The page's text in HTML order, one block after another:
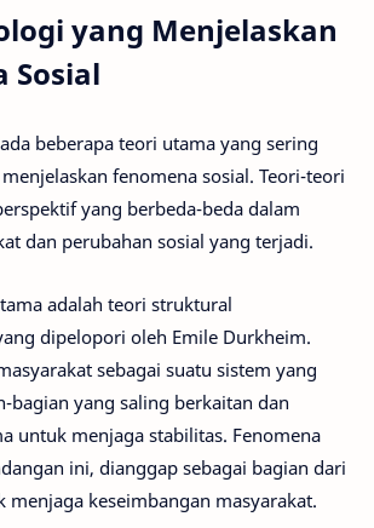
yang Menjelaskan
Sosial
beberapa teori utama yang sering
fenomena sosial. Teori-teori
yang berbeda-beda dalam
dan perubahan sosial yang terjadi.
adalah teori struktural
dipelopori oleh Emile Durkheim.
sebagai suatu sistem yang
bagian yang saling berkaitan dan
untuk menjaga stabilitas. Fenomena
ini, dianggap sebagai bagian dari
menjaga keseimbangan masyarakat.